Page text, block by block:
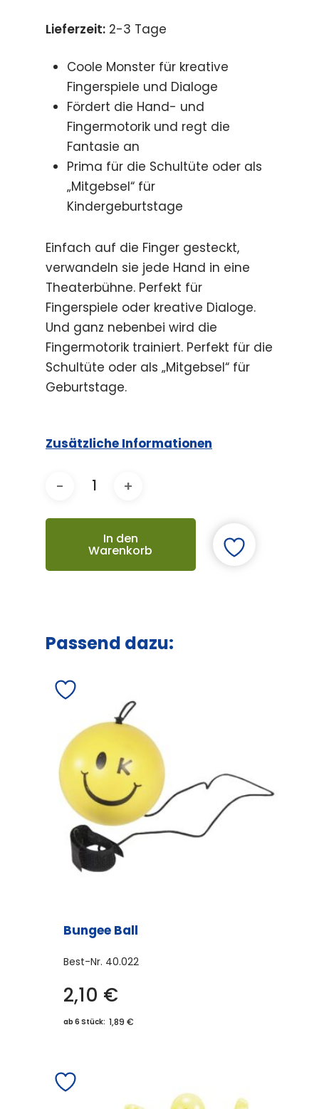
Lieferzeit: 2-3 Tage
Coole Monster für kreative
Fingerspiele und Dialoge
Fördert die Hand- und
Fingermotorik und regt die
Fantasie an
Prima für die Schultüte oder als
„Mitgebsel“ für
Kindergeburtstage
Einfach auf die Finger gesteckt,
verwandeln sie jede Hand in eine
Theaterbühne. Perfekt für
Fingerspiele oder kreative Dialoge.
Und ganz nebenbei wird die
Fingermotorik trainiert. Perfekt für die
Schultüte oder als „Mitgebsel“ für
Geburtstage.
Zusätzliche Informationen
In den
Warenkorb
Passend dazu:
Bungee Ball
Best-Nr. 40.022
2,10 €
ab 6 Stück: 1,89 €